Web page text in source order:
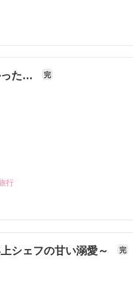
みこさん
んさん
こちゃろさん
った… 完
行
シェフの甘い溺愛～ 完